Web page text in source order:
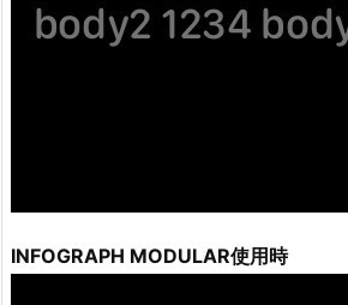
INFOGRAPH MODULAR使用時